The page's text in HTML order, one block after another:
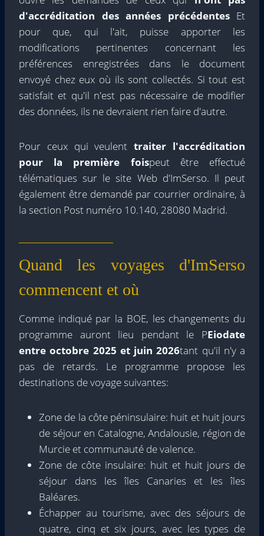
d'accréditation des années précédentesEt
pour que, qui l'ait, puisse apporter les
modifications pertinentes concernant les
préférences enregistrées dans le document
envoyé chez eux où ils sont collectés. Si tout est
satisfait et qu'il n'est pas nécessaire de modifier
des données, ils ne devraient rien faire d'autre.
Pour ceux qui veulent traiter l'accréditation
pour la première foispeut être effectué
télématiques sur le site Web d'ImSerso. Il peut
également être demandé par courrier ordinaire, à
la section Post numéro 10.140, 28080 Madrid.
Quand les voyages d'ImSerso
commencent et où
Comme indiqué par la BOE, les changements du
programme auront lieu pendant le PEiodate
entre octobre 2025 et juin 2026tant qu'il n'y a
pas de retards. Le programme propose les
destinations de voyage suivantes:
Zone de la côte péninsulaire: huit et huit jours
de séjour en Catalogne, Andalousie, région de
Murcie et communauté de valence.
Zone de côte insulaire: huit et huit jours de
séjour dans les îles Canaries et les îles
Baléares.
Échapper au tourisme, avec des séjours de
quatre, cinq et six jours, avec les types de